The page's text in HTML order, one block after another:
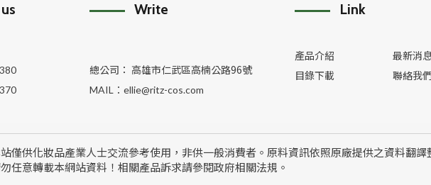
Write
總公司： 高雄市仁武區高楠公路96號
MAIL： ellie@ritz-cos.com
Link
產品介紹 最新消
目錄下載
聯絡我
僅供化妝品產業人士交流參考使用，非供一般消費者。原料資訊依照原廠提供之資料翻
任意轉載本網站資料！相關產品訴求請參閱政府相關法規。